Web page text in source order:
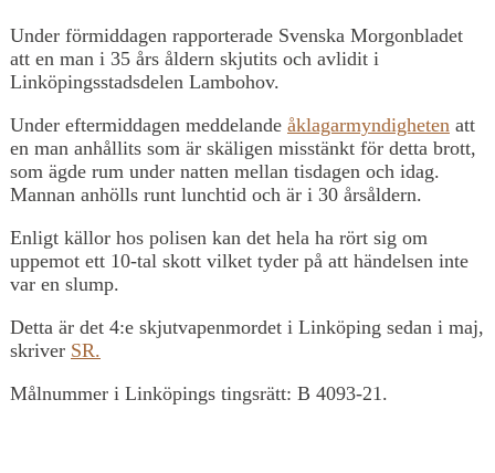
Under förmiddagen rapporterade Svenska Morgonbladet
att en man i 35 års åldern skjutits och avlidit i
Linköpingsstadsdelen Lambohov.
Under eftermiddagen meddelande åklagarmyndigheten att
en man anhållits som är skäligen misstänkt för detta brott,
som ägde rum under natten mellan tisdagen och idag.
Mannan anhölls runt lunchtid och är i 30 årsåldern.
Enligt källor hos polisen kan det hela ha rört sig om
uppemot ett 10-tal skott vilket tyder på att händelsen inte
var en slump.
Detta är det 4:e skjutvapenmordet i Linköping sedan i maj,
skriver SR.
Målnummer i Linköpings tingsrätt: B 4093-21.